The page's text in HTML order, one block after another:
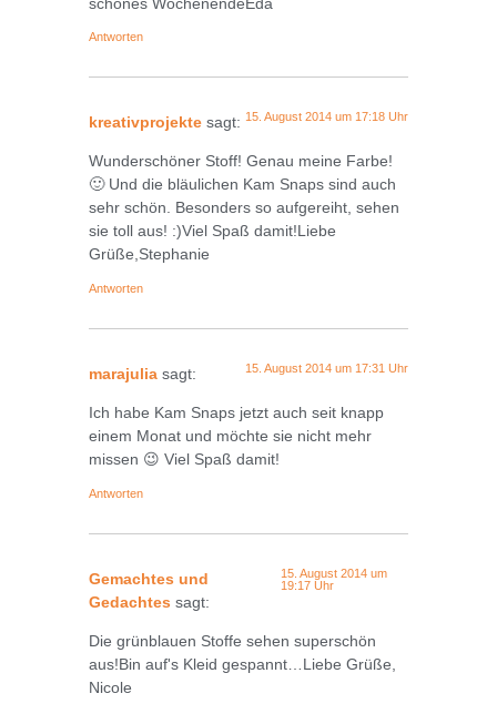
Antworten
kreativprojekte sagt: 15. August 2014 um 17:18 Uhr
Wunderschöner Stoff! Genau meine Farbe!
🙂 Und die bläulichen Kam Snaps sind auch
sehr schön. Besonders so aufgereiht, sehen
sie toll aus! :)Viel Spaß damit!Liebe
Grüße,Stephanie
Antworten
marajulia sagt: 15. August 2014 um 17:31 Uhr
Ich habe Kam Snaps jetzt auch seit knapp
einem Monat und möchte sie nicht mehr
missen 😉 Viel Spaß damit!
Antworten
Gemachtes und
Gedachtes sagt:
15. August 2014 um
19:17 Uhr
Die grünblauen Stoffe sehen superschön
aus!Bin auf's Kleid gespannt…Liebe Grüße,
Nicole